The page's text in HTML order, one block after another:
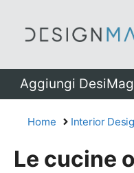
Aggiungi
Home Interior
Le cucine